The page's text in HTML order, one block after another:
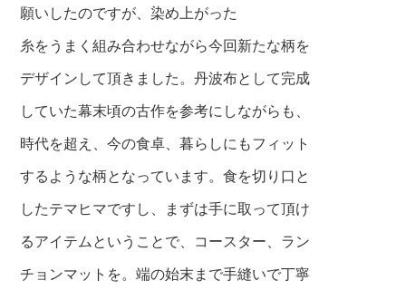
願いしたのですが、染め上がった
糸をうまく組み合わせながら今回新たな柄を
デザインして頂きました。丹波布として完成
していた幕末頃の古作を参考にしながらも、
時代を超え、今の食卓、暮らしにもフィット
するような柄となっています。食を切り口と
したテマヒマですし、まずは手に取って頂け
るアイテムということで、コースター、ラン
チ ョンマットを。端の始末まで手縫いで丁寧